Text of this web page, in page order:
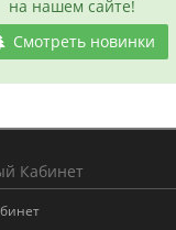
на нашем сайте!
Смотреть новинки
Кабинет